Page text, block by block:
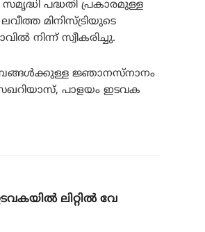
പദ്ധതി പ്രകാരമുള്ള
മിനിസ്ട്രിയുടെ
നിന്ന് സ്വീകരിച്ചു.
ജ്ഞാനസ്നാനം
പാളയം ഇടവക
ലിറ്റിൽ വേ